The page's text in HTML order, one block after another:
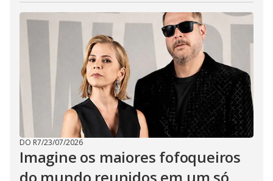
DO R7/23/07/2026
Imagine os maiores fofoqueiros